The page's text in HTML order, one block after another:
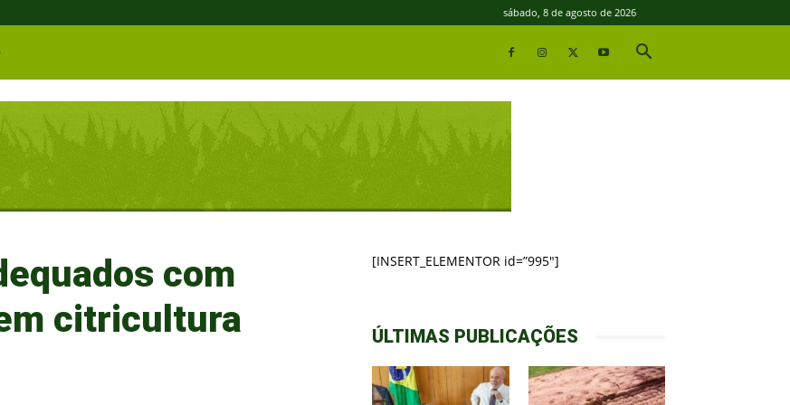
sábado, 8 de agosto de 2026
com
citricultura
[INSERT_ELEMENTOR id=”995″]
ÚLTIMAS PUBLICAÇÕES